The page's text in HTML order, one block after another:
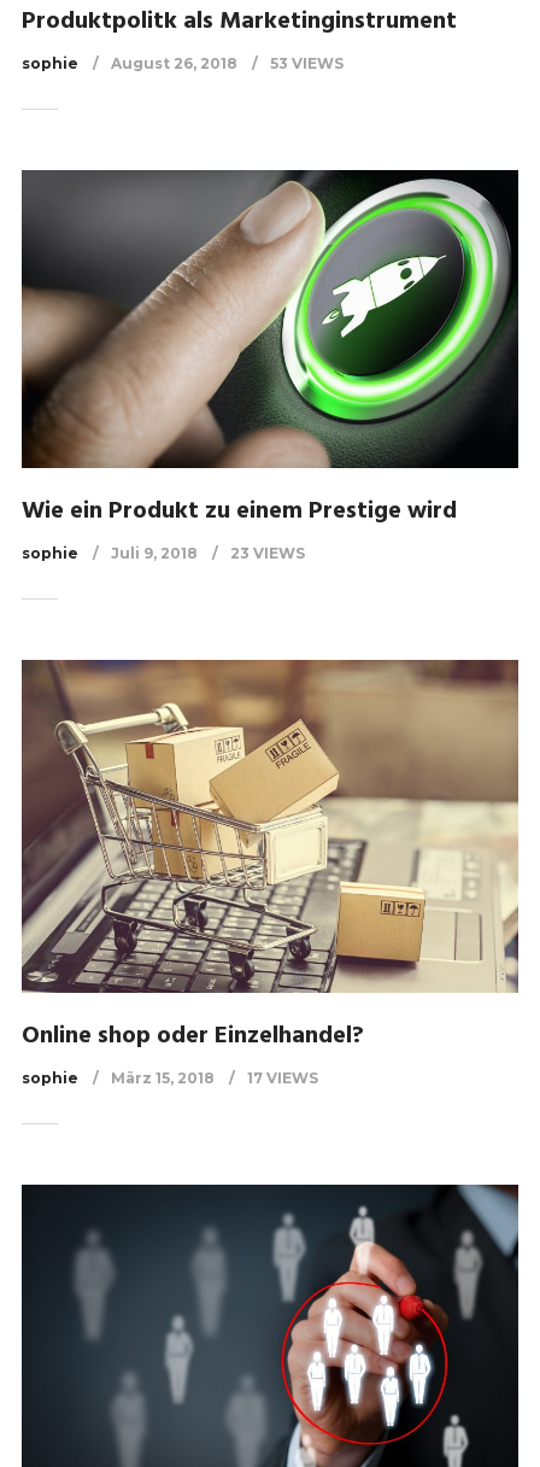
Produktpolitk als Marketinginstrument
sophie August 26, 2018 53 VIEWS
Wie ein Produkt zu einem Prestige wird
sophie Juli 9, 2018 23 VIEWS
Online shop oder Einzelhandel?
sophie März 15, 2018 17 VIEWS